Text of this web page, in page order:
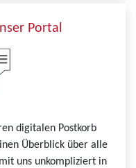
Portal
digitalen Postkorb
Überblick über alle
uns unkompliziert in